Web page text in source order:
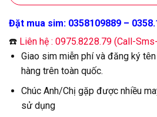
Đặt mua sim: 0358109889 –
☎️ Liên hệ : 0975.8228.79 (Call-
Giao sim miễn phí và đăng ký
hàng trên toàn quốc.
Chúc Anh/Chị gặp được nhiều
sử dụng